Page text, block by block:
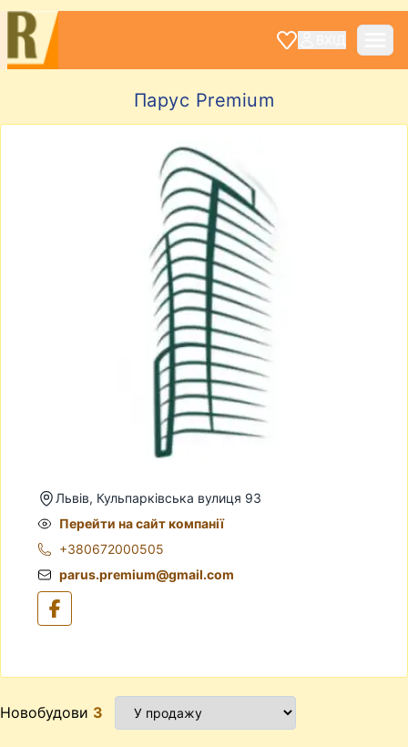
Парус Premium
Львів, Кульпарківська вулиця 93
Перейти на сайт компанії
+380672000505
parus.premium@gmail.com
Новобудови 3